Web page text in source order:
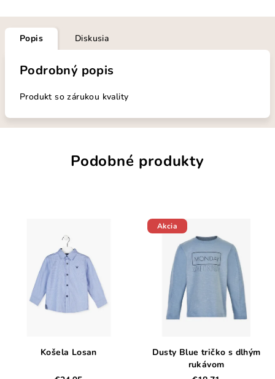
Popis Diskusia
Podrobný popis
Produkt so zárukou kvality
Podobné produkty
Košela Losan
Akcia
Dusty Blue tričko s dlhým
rukávom